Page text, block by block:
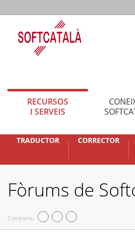
RECURSOS
I SERVEIS
TRADUCTOR CORRECTOR
Fòrums de
Compartiu